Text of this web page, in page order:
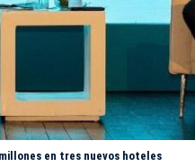
en tres nuevos hoteles